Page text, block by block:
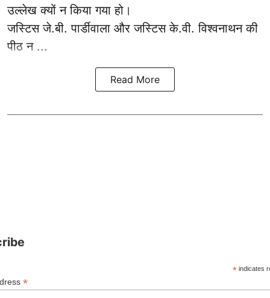
उल्लेख क्यों न किया गया हो।
जस्टिस जे.बी. पार्डीवाला और जस्टिस के.वी. विश्वनाथन की
पीठ न ...
Read More
*indicates
*